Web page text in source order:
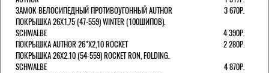
ЗАМОК ВЕЛОСИПЕДНЫЙ ПРОТИВОУГОННЫЙ AUTHOR
3 670Р.
ПОКРЫШКА 26X1,75 (47-559) WINTER (100ШИПОВ).
SCHWALBE
4 390Р.
ПОКРЫШКА AUTHOR 26"Х2,10 ROCKET
2 280Р.
ПОКРЫШКА 26X2.10 (54-559) ROCKET RON, FOLDING.
SCHWALBE
4 870Р.